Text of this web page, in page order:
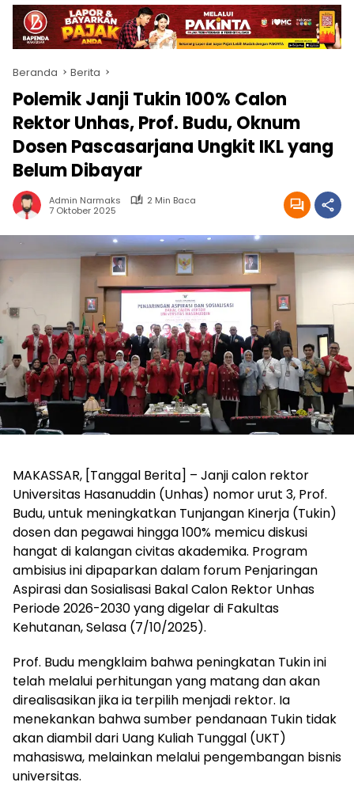
Beranda Berita
Polemik Janji Tukin 100% Calon
Rektor Unhas, Prof. Budu, Oknum
Dosen Pascasarjana Ungkit IKL yang
Belum Dibayar
Admin Narmaks
2 Min Baca
7 Oktober 2025
MAKASSAR, [Tanggal Berita] – Janji calon rektor
Universitas Hasanuddin (Unhas) nomor urut 3, Prof.
Budu, untuk meningkatkan Tunjangan Kinerja (Tukin)
dosen dan pegawai hingga 100% memicu diskusi
hangat di kalangan civitas akademika. Program
ambisius ini dipaparkan dalam forum Penjaringan
Aspirasi dan Sosialisasi Bakal Calon Rektor Unhas
Periode 2026-2030 yang digelar di Fakultas
Kehutanan, Selasa (7/10/2025).
Prof. Budu mengklaim bahwa peningkatan Tukin ini
telah melalui perhitungan yang matang dan akan
direalisasikan jika ia terpilih menjadi rektor. Ia
menekankan bahwa sumber pendanaan Tukin tidak
akan diambil dari Uang Kuliah Tunggal (UKT)
mahasiswa, melainkan melalui pengembangan bisnis
universitas.